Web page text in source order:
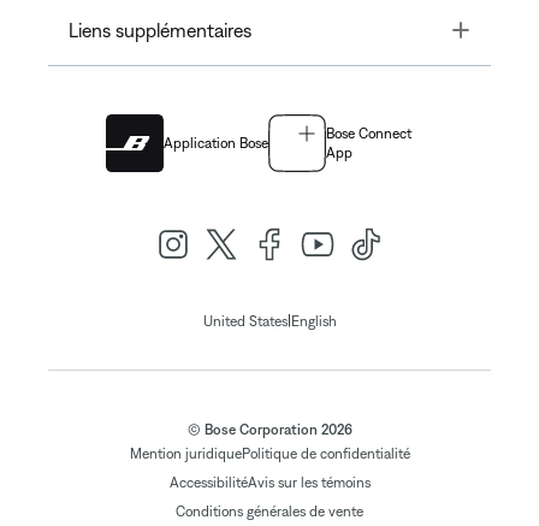
Liens supplémentaires Toggle
Application Bose
Bose Connect
App
United States|English
© Bose Corporation 2026
Mention juridiquePolitique de confidentialité
AccessibilitéAvis sur les témoins
Conditions générales de vente